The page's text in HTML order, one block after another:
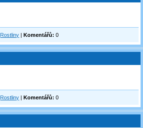
Rostliny |Komentářů: 0
Rostliny |Komentářů: 0